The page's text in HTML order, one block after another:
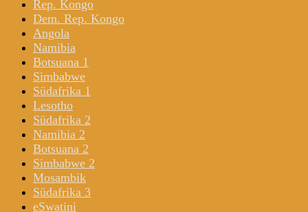
Rep. Kongo
Dem. Rep. Kongo
Angola
Namibia
Botsuana 1
Simbabwe
Südafrika 1
Lesotho
Südafrika 2
Namibia 2
Botsuana 2
Simbabwe 2
Mosambik
Südafrika 3
eSwatini